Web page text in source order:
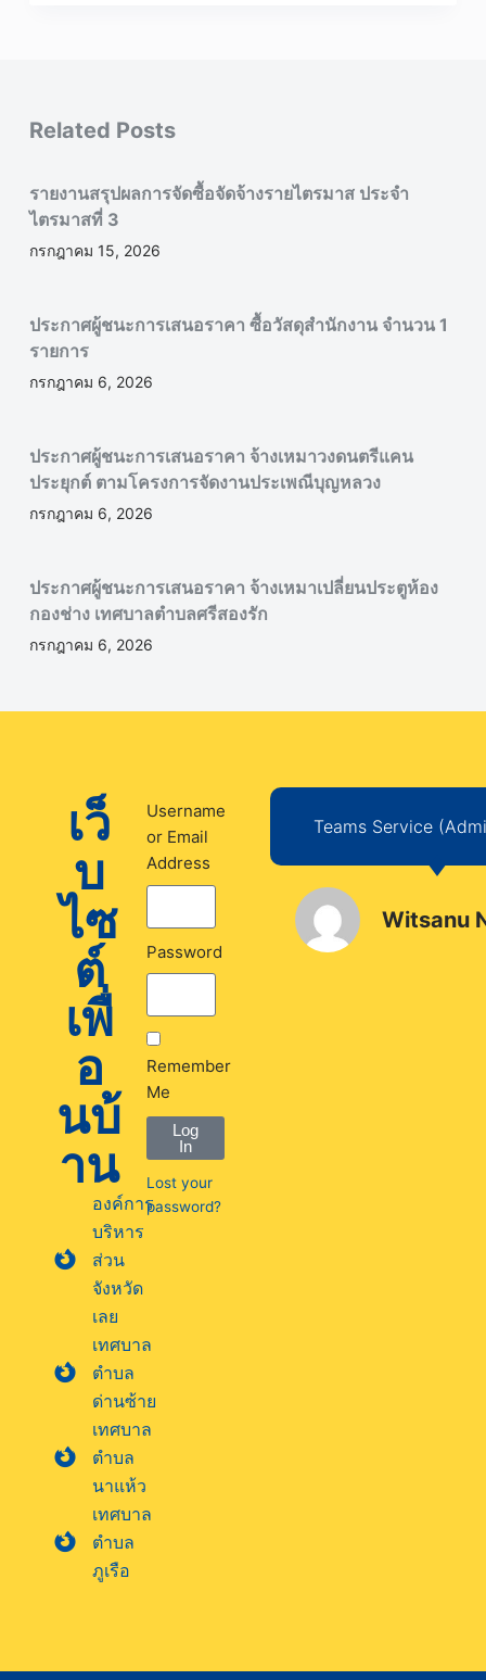
Related Posts
รายงานสรุปผลการจัดซื้อจัดจ้างรายไตรมาส ประจำ
ไตรมาสที่ 3
กรกฎาคม 15, 2026
ประกาศผู้ชนะการเสนอราคา ซื้อวัสดุสำนักงาน จำนวน 1
รายการ
กรกฎาคม 6, 2026
ประกาศผู้ชนะการเสนอราคา จ้างเหมาวงดนตรีแคน
ประยุกต์ ตามโครงการจัดงานประเพณีบุญหลวง
กรกฎาคม 6, 2026
ประกาศผู้ชนะการเสนอราคา จ้างเหมาเปลี่ยนประตูห้อง
กองช่าง เทศบาลตำบลศรีสองรัก
กรกฎาคม 6, 2026
เว็
บ
ไซ
ต์
เพื่
อ
นบ้
าน
องค์การ
บริหาร
ส่วน
จังหวัด
เลย
เทศบาล
ตำบล
ด่านซ้าย
เทศบาล
ตำบล
นาแห้ว
เทศบาล
ตำบล
ภูเรือ
Username
or Email
Address
Password
Remember
Me
Log
In
Lost your
password?
Teams Service
Witsanu